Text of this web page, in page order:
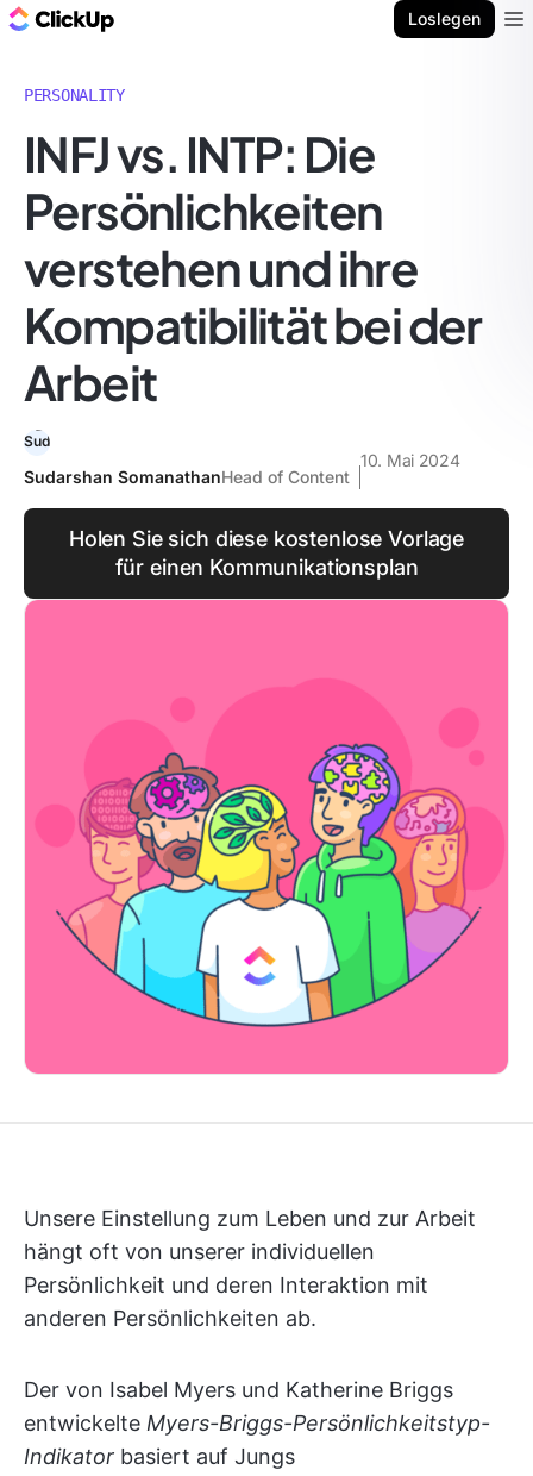
Loslegen
PERSONALITY
INFJ vs. INTP: Die
Persönlichkeiten
verstehen und ihre
Kompatibilität bei der
Arbeit
Sudarshan SomanathanHead of Content
10. Mai 2024
Holen Sie sich diese kostenlose Vorlage
für einen Kommunikationsplan
Unsere Einstellung zum Leben und zur Arbeit
hängt oft von unserer individuellen
Persönlichkeit und deren Interaktion mit
anderen Persönlichkeiten ab.
Der von Isabel Myers und Katherine Briggs
entwickelte Myers-Briggs-Persönlichkeitstyp-
Indikator basiert auf Jungs